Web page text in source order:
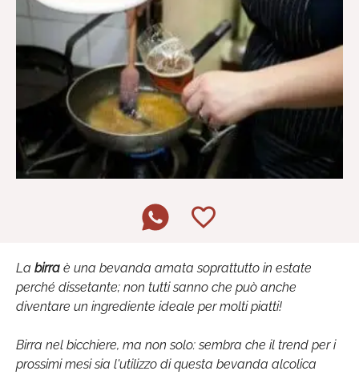
La birra è una bevanda amata soprattutto in estate
perché dissetante; non tutti sanno che può anche
diventare un ingrediente ideale per molti piatti!
Birra nel bicchiere, ma non solo: sembra che il trend per i
prossimi mesi sia l'utilizzo di questa bevanda alcolica